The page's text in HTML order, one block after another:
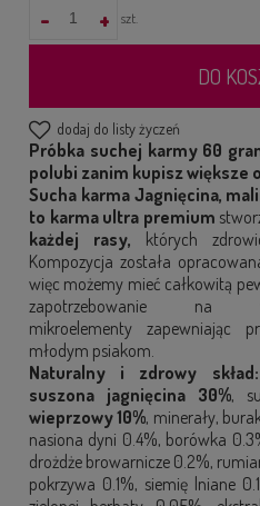
+
- szt.
DO
dodaj do listy życzeń
Próbka suchej karmy 60
polubi zanim kupisz większe
Sucha karma Jagnięcina,
to karma ultra premium
każdej rasy, których
Kompozycja została
więc możemy mieć całkowitą
zapotrzebowanie
mikroelementy zapewniając
młodym psiakom.
Naturalny i zdrowy skład:
suszona jagnięcina 30%,
wieprzowy 10%, minerały,
nasiona dyni 0.4%, borówka
drożdże browarnicze 0.2%,
pokrzywa 0.1%, siemię lniane